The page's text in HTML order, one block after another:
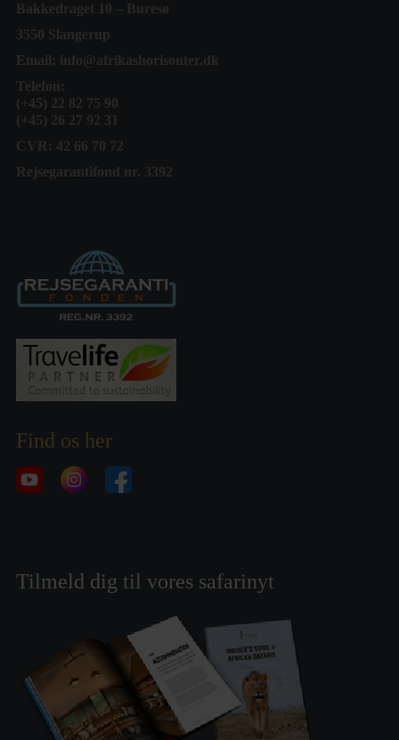
Bakkedraget 10 – Buresø
3550 Slangerup
Email: info@afrikashorisonter.dk
Telefon:
(+45) 22 82 75 90
(+45) 26 27 92 31
CVR: 42 66 70 72
Rejsegarantifond nr. 3392
Find os her
Tilmeld dig til vores safarinyt